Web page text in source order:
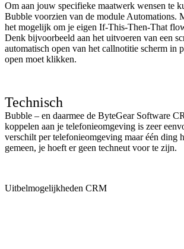
Om aan jouw specifieke maatwerk wensen te
Bubble voorzien van de module Automations.
het mogelijk om je eigen If-This-Then-That
Denk bijvoorbeeld aan het uitvoeren van een
automatisch open van het callnotitie scherm in
open moet klikken.
Technisch
Bubble – en daarmee de ByteGear Software
koppelen aan je telefonieomgeving is zeer
verschilt per telefonieomgeving maar één ding
gemeen, je hoeft er geen techneut voor te zijn.
Uitbelmogelijkheden CRM